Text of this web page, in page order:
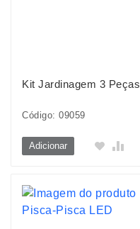
Kit Jardinagem 3 Peças
Código: 09059
Adicionar